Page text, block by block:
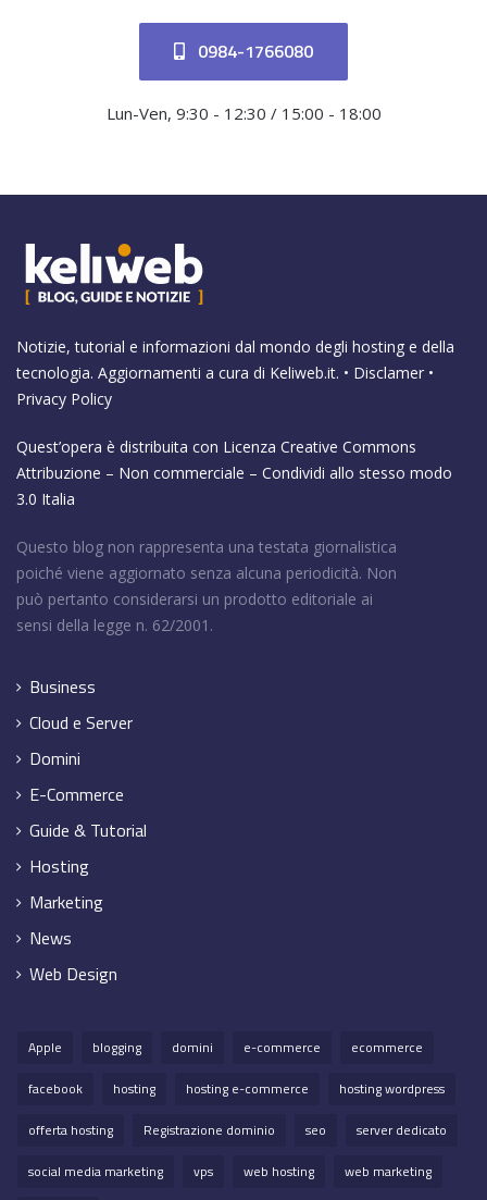
0984-1766080
Lun-Ven, 9:30 - 12:30 / 15:00 - 18:00
Notizie, tutorial e informazioni dal mondo degli hosting e della
tecnologia. Aggiornamenti a cura di Keliweb.it. • Disclamer •
Privacy Policy
Quest’opera è distribuita con Licenza Creative Commons
Attribuzione – Non commerciale – Condividi allo stesso modo
3.0 Italia
Questo blog non rappresenta una testata giornalistica
poiché viene aggiornato senza alcuna periodicità. Non
può pertanto considerarsi un prodotto editoriale ai
sensi della legge n. 62/2001.
Business
Cloud e Server
Domini
E-Commerce
Guide & Tutorial
Hosting
Marketing
News
Web Design
Apple blogging domini e-commerce
ecommerce
facebook
hosting hosting e-commerce
hosting wordpress
offerta hosting
Registrazione dominio seo
server dedicato
social media marketing
vps web hosting web marketing